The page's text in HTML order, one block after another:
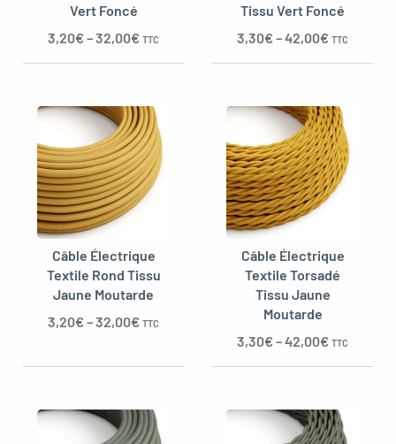
Vert Foncé
3,20€–32,00€ TTC
Tissu Vert Foncé
3,30€–42,00€ TTC
Câble Électrique
Textile Rond Tissu
Jaune Moutarde
3,20€–32,00€ TTC
Câble Électrique
Textile Torsadé
Tissu Jaune
Moutarde
3,30€–42,00€ TTC